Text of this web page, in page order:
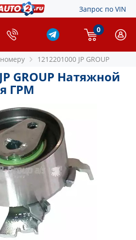
Запрос по VIN
0
1212201000 JP GROUP
GROUP Натяжной
ГРМ